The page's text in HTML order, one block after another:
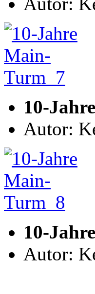
10-
Autor:
10-
Autor: